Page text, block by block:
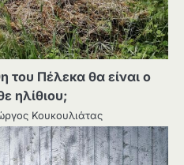
του Πέλεκα θα είναι ο
ηλίθιου;
Κουκουλιάτας